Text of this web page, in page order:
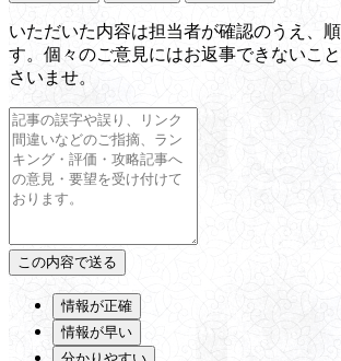
いただいた内容は担当者が確認のうえ、
す。個々のご意見にはお返事できないこ
さいませ。
情報が正確
情報が早い